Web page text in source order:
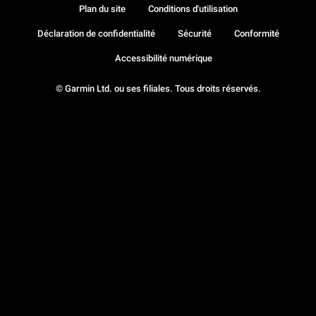
© Garmin Ltd. ou ses filiales. Tous droits réservés.
Plan du site Conditions d'utilisation
Déclaration de confidentialité Sécurité Conformité
Accessibilité numérique